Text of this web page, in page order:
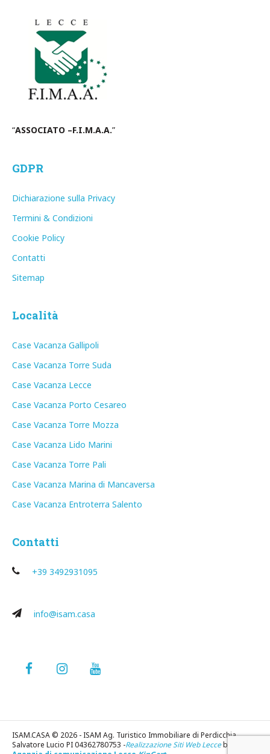
“ASSOCIATO –F.I.M.A.A.”
GDPR
Dichiarazione sulla Privacy
Termini & Condizioni
Cookie Policy
Contatti
Sitemap
Località
Case Vacanza Gallipoli
Case Vacanza Torre Suda
Case Vacanza Lecce
Case Vacanza Porto Cesareo
Case Vacanza Torre Mozza
Case Vacanza Lido Marini
Case Vacanza Torre Pali
Case Vacanza Marina di Mancaversa
Case Vacanza Entroterra Salento
Contatti
+39 3492931095
info@isam.casa
ISAM.CASA © 2026 - ISAM Ag. Turistico Immobiliare di Perdicchia
Salvatore Lucio PI 04362780753 -Realizzazione Siti Web Lecceby